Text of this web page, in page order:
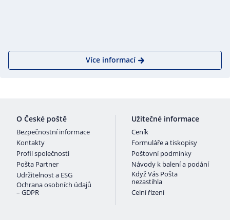
Více informací
O České poště
Bezpečnostní informace
Kontakty
Profil společnosti
Pošta Partner
Udržitelnost a ESG
Ochrana osobních údajů
– GDPR
Užitečné informace
Ceník
Formuláře a tiskopisy
Poštovní podmínky
Návody k balení a podání
Když Vás Pošta
nezastihla
Celní řízení